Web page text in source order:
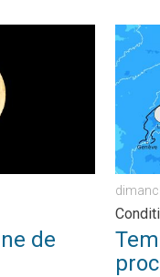
2025arrive. Spectacle
de